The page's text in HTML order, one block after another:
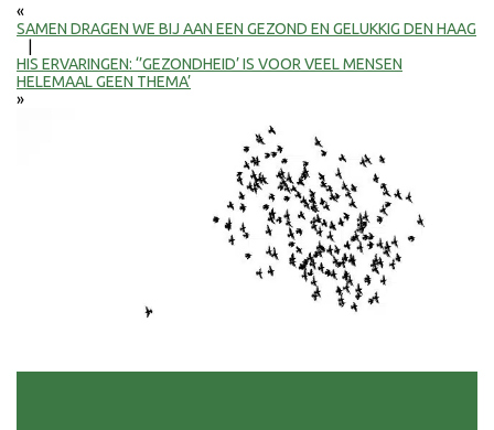
«
SAMEN DRAGEN WE BIJ AAN EEN GEZOND EN GELUKKIG DEN HAAG
HIS ERVARINGEN: ‘’GEZONDHEID’ IS VOOR VEEL MENSEN
HELEMAAL GEEN THEMA’
»